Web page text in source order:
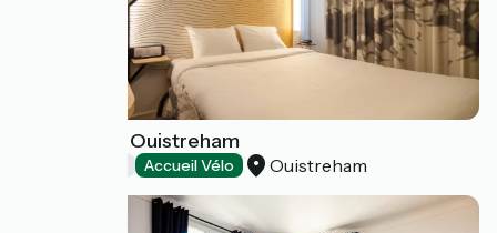
B&B Hôtels Ouistreham
Accueil Vélo Ouistreham